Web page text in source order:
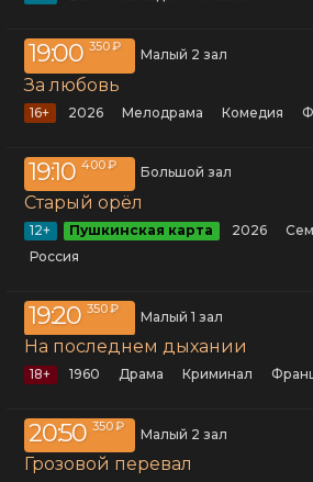
19:00 350 ₽ Малый 2 зал
За любовь
16+ 2026 мелодрама комедия
19:10 400 ₽ Большой зал
Старый орёл
12+ Пушкинская карта 2026
Россия
19:20 350 ₽ Малый 1 зал
На последнем дыхании
18+ 1960 драма криминал
20:50 350 ₽ Малый 2 зал
Грозовой перевал